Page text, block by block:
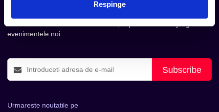
Respinge
Aboneaza-te la newsletter-ul nostru, fii primul la care ajung
evenimentele noi.
Subscribe
Urmareste noutatile pe